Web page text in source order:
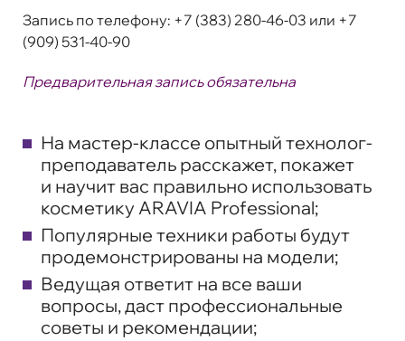
Запись по телефону: +7 (383) 280-46-03 или +7
(909) 531-40-90
Предварительная запись обязательна
На мастер-классе опытный технолог-
преподаватель расскажет, покажет
и научит вас правильно использовать
косметику ARAVIA Professional;
Популярные техники работы будут
продемонстрированы на модели;
Ведущая ответит на все ваши
вопросы, даст профессиональные
советы и рекомендации;